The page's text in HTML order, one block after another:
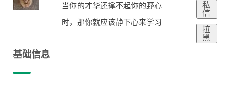
当你的才华还撑不起你的野心
时，那你就应该静下心来学习
私
信
拉
黑
基础信息